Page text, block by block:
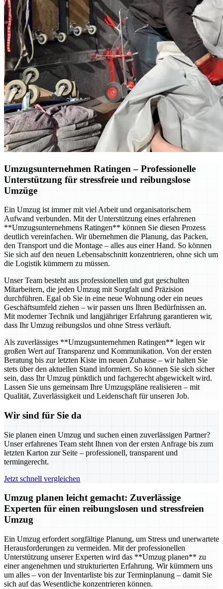
Umzugsunternehmen Ratingen – Professionelle
Unterstützung für stressfreie und reibungslose
Umzüge
Ein Umzug ist immer mit viel Arbeit und organisatorischem
Aufwand verbunden. Mit der Unterstützung eines erfahrenen
**Umzugsunternehmens Ratingen** können Sie diesen Prozess
deutlich vereinfachen. Wir übernehmen die Planung, das Packen,
den Transport und die Montage – alles aus einer Hand. So können
Sie sich auf den neuen Lebensabschnitt konzentrieren, ohne sich um
die Logistik kümmern zu müssen.
Unser Team besteht aus professionellen und gut geschulten
Mitarbeitern, die jeden Umzug mit Sorgfalt und Präzision
durchführen. Egal ob Sie in eine neue Wohnung oder ein neues
Geschäftsumfeld ziehen – wir passen uns Ihren Bedürfnissen an.
Mit moderner Technik und langjähriger Erfahrung garantieren wir,
dass Ihr Umzug reibungslos und ohne Stress verläuft.
Als zuverlässiges **Umzugsunternehmen Ratingen** legen wir
großen Wert auf Transparenz und Kommunikation. Von der ersten
Beratung bis zur letzten Kiste im neuen Zuhause – wir halten Sie
stets über den aktuellen Stand informiert. So können Sie sich sicher
sein, dass Ihr Umzug pünktlich und fachgerecht abgewickelt wird.
Lassen Sie uns gemeinsam Ihre Umzugspläne realisieren – mit
Qualität, Zuverlässigkeit und Leidenschaft für unseren Job.
Wir sind für Sie da
Sie planen einen Umzug und suchen einen zuverlässigen Partner?
Unser erfahrenes Team steht Ihnen von der ersten Anfrage bis zum
letzten Karton zur Seite – professionell, transparent und
termingerecht.
Jetzt schnell vergleichen
Umzug planen leicht gemacht: Zuverlässige
Experten für einen reibungslosen und stressfreien
Umzug
Ein Umzug erfordert sorgfältige Planung, um Stress und unerwartete
Herausforderungen zu vermeiden. Mit der professionellen
Unterstützung unserer Experten wird das **Umzug planen** zu
einer angenehmen und strukturierten Erfahrung. Wir kümmern uns
um alles – von der Inventarliste bis zur Terminplanung – damit Sie
sich auf das Wesentliche konzentrieren können.